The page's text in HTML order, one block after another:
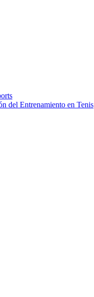
del Entrenamiento en Tenis